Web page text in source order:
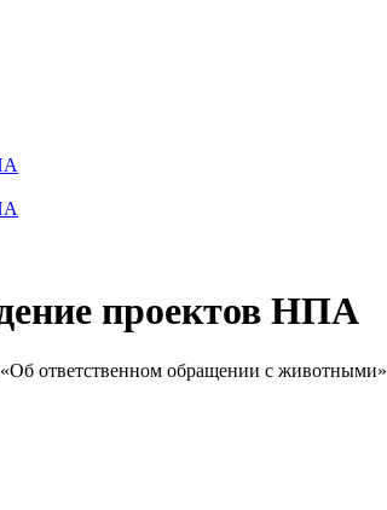
проектов НПА
ответственном обращении с животными»